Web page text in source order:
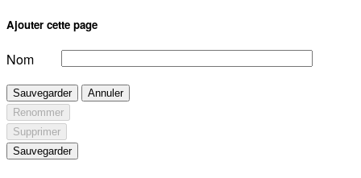
Ajouter cette page
Nom
Sauvegarder
Annuler
Renommer
Supprimer
Sauvegarder